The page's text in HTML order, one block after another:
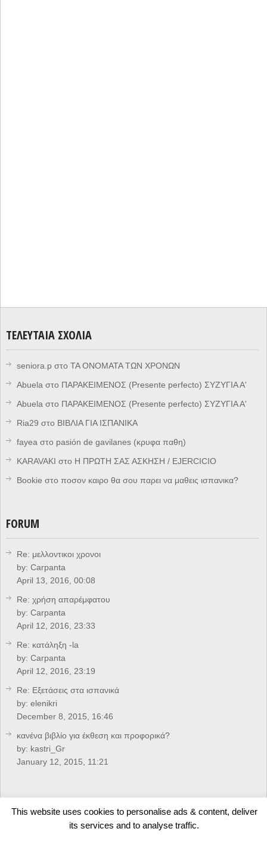
ΤΕΛΕΥΤΑΊΑ ΣΧΌΛΙΑ
seniora.p στο ΤΑ ΟΝΟΜΑΤΑ ΤΩΝ ΧΡΟΝΩΝ
Abuela στο ΠΑΡΑΚΕΙΜΕΝΟΣ (Presente perfecto) ΣΥΖΥΓΙΑ Α'
Abuela στο ΠΑΡΑΚΕΙΜΕΝΟΣ (Presente perfecto) ΣΥΖΥΓΙΑ Α'
Ria29 στο ΒΙΒΛΙΑ ΓΙΑ ΙΣΠΑΝΙΚΑ
fayea στο pasión de gavilanes (κρυφα παθη)
KARAVAKI στο Η ΠΡΩΤΗ ΣΑΣ ΑΣΚΗΣΗ / EJERCICIO
Bookie στο ποσον καιρο θα σου παρει να μαθεις ισπανικα?
FORUM
Re: μελλοντικοι χρονοι
by: Carpanta
April 13, 2016, 00:08
Re: χρήση απαρέμφατου
by: Carpanta
April 12, 2016, 23:33
Re: κατάληξη -la
by: Carpanta
April 12, 2016, 23:19
Re: Eξετάσεις στα ισπανικά
by: elenikri
December 8, 2015, 16:46
κανένα βιβλίο για έκθεση και προφορικά?
by: kastri_Gr
January 12, 2015, 11:21
CREDITS
This website uses cookies to personalise ads & content, deliver
its services and to analyse traffic.